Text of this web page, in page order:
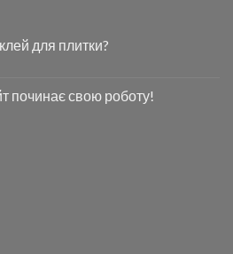
для плитки?
починає свою роботу!